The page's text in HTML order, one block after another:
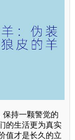
保持一颗警觉的
的生活更为真实
值才是长久的立